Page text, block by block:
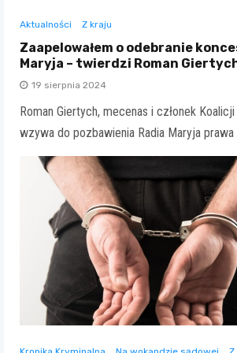
Aktualności Z kraju
Zaapelowałem o odebranie
Maryja – twierdzi Roman
19 sierpnia 2024
Roman Giertych, mecenas i członek
wzywa do pozbawienia Radia Maryja prawa